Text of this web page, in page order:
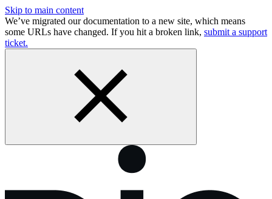
Skip to main content
We’ve migrated our documentation to a new site, which means
some URLs have changed. If you hit a broken link, submit a support
ticket.